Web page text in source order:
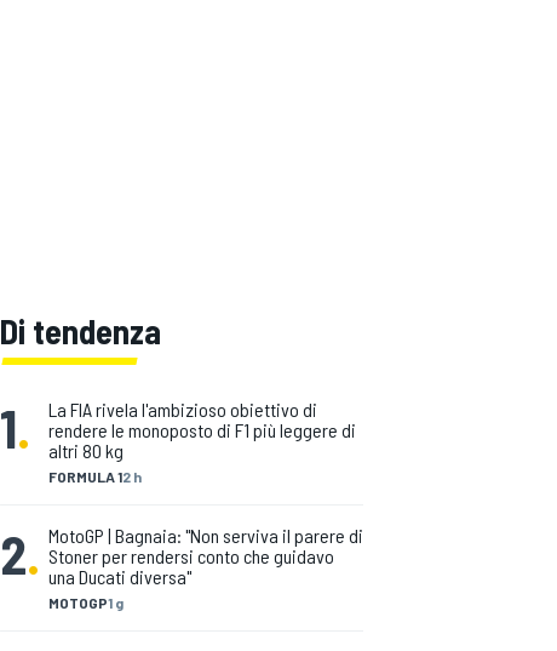
Di tendenza
1.
FORMULA 12 h
La FIA rivela l'ambizioso obiettivo di
rendere le monoposto di F1 più leggere di
altri 80 kg
2.
MOTOGP1 g
MotoGP | Bagnaia: "Non serviva il parere di
Stoner per rendersi conto che guidavo
una Ducati diversa"